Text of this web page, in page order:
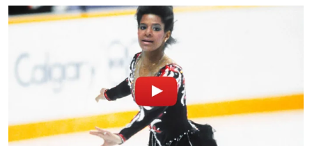
खे
क्रि
के
I
P